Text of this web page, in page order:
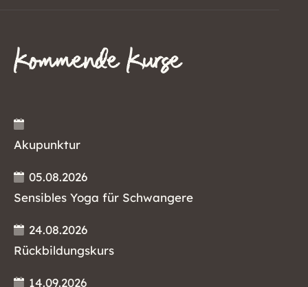
Kommende Kurse
Akupunktur
05.08.2026
Sensibles Yoga für Schwangere
24.08.2026
Rückbildungskurs
14.09.2026